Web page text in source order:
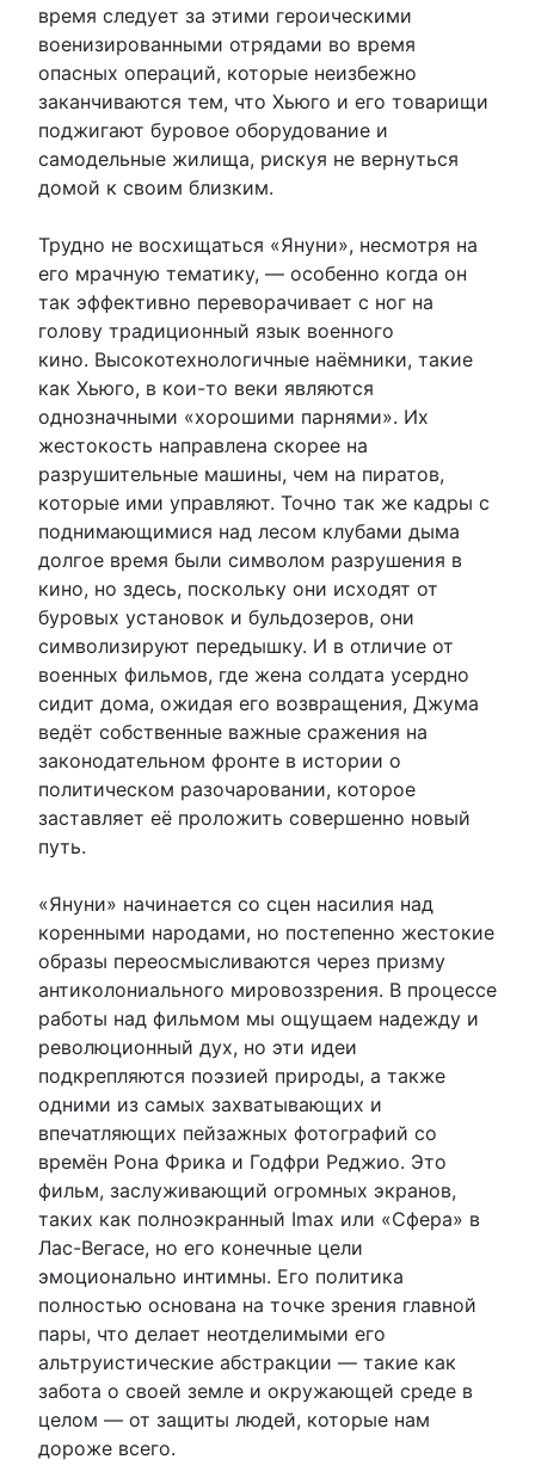
время следует за этими героическими
военизированными отрядами во время
опасных операций, которые неизбежно
заканчиваются тем, что Хьюго и его товарищи
поджигают буровое оборудование и
самодельные жилища, рискуя не вернуться
домой к своим близким.
Трудно не восхищаться «Януни», несмотря на
его мрачную тематику, — особенно когда он
так эффективно переворачивает с ног на
голову традиционный язык военного
кино. Высокотехнологичные наёмники, такие
как Хьюго, в кои-то веки являются
однозначными «хорошими парнями». Их
жестокость направлена скорее на
разрушительные машины, чем на пиратов,
которые ими управляют. Точно так же кадры с
поднимающимися над лесом клубами дыма
долгое время были символом разрушения в
кино, но здесь, поскольку они исходят от
буровых установок и бульдозеров, они
символизируют передышку. И в отличие от
военных фильмов, где жена солдата усердно
сидит дома, ожидая его возвращения, Джума
ведёт собственные важные сражения на
законодательном фронте в истории о
политическом разочаровании, которое
заставляет её проложить совершенно новый
путь.
«Януни» начинается со сцен насилия над
коренными народами, но постепенно жестокие
образы переосмысливаются через призму
антиколониального мировоззрения. В процессе
работы над фильмом мы ощущаем надежду и
революционный дух, но эти идеи
подкрепляются поэзией природы, а также
одними из самых захватывающих и
впечатляющих пейзажных фотографий со
времён Рона Фрика и Годфри Реджио. Это
фильм, заслуживающий огромных экранов,
таких как полноэкранный Imax или «Сфера» в
Лас-Вегасе, но его конечные цели
эмоционально интимны. Его политика
полностью основана на точке зрения главной
пары, что делает неотделимыми его
альтруистические абстракции — такие как
забота о своей земле и окружающей среде в
целом — от защиты людей, которые нам
дороже всего.